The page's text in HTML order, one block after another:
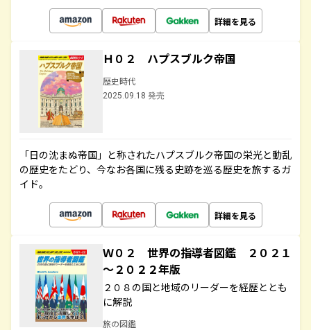
詳細を見る
Ｈ０２ ハプスブルク帝国
歴史時代
2025.09.18 発売
「日の沈まぬ帝国」と称されたハプスブルク帝国の栄光と動乱
の歴史をたどり、今なお各国に残る史跡を巡る歴史を旅するガ
イド。
詳細を見る
Ｗ０２ 世界の指導者図鑑 ２０２１
～２０２２年版
２０８の国と地域のリーダーを経歴ととも
に解説
旅の図鑑